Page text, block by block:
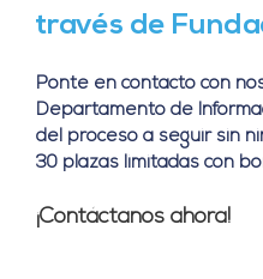
través de
Ponte en contacto con
Departamento de
del proceso a seguir sin
30 plazas limitadas con
¡Contáctanos ahora!